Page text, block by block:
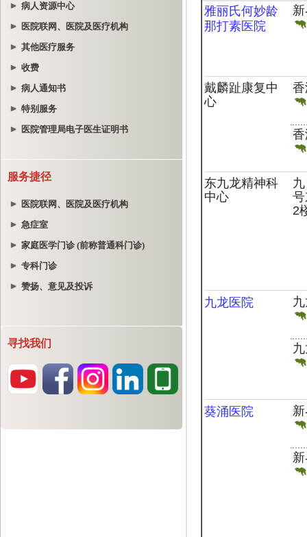
病人资源中心
医院联网、医院及医疗机构
其他医疗服务
收费
病人通知书
特别服务
医院管理局电子医生证明书
服务捷径
医院联网、医院及医疗机构
急症室
家庭医学门诊 (前称普通科门诊)
专科门诊
赞扬、意见及投诉
寻找我们